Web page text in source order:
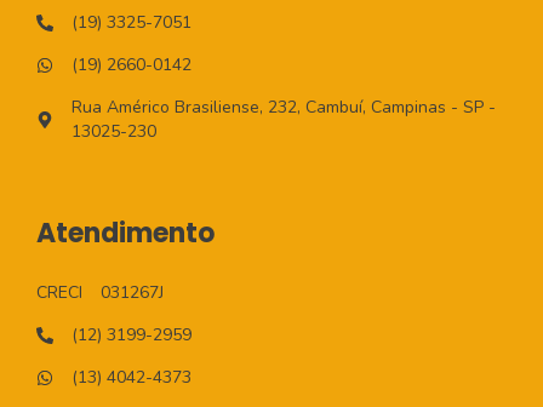
(19) 3325-7051
(19) 2660-0142
Rua Américo Brasiliense, 232, Cambuí, Campinas - SP -
13025-230
Atendimento
CRECI
031267J
(12) 3199-2959
(13) 4042-4373